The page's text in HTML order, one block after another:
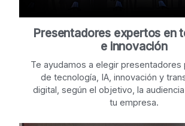
Presentadores expertos en
e innovación
Te ayudamos a elegir presentadores
de tecnología, IA, innovación y
digital, según el objetivo, la
tu empresa.